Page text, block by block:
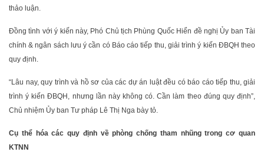
thảo luận.
Đồng tình với ý kiến này, Phó Chủ tịch Phùng Quốc Hiển đề nghị Ủy ban Tài
chính & ngân sách lưu ý cần có Báo cáo tiếp thu, giải trình ý kiến ĐBQH theo
quy định.
“Lâu nay, quy trình và hồ sơ của các dự án luật đều có báo cáo tiếp thu, giải
trình ý kiến ĐBQH, nhưng lần này không có. Cần làm theo đúng quy định”,
Chủ nhiệm Ủy ban Tư pháp Lê Thị Nga bày tỏ.
Cụ thể hóa các quy định về phòng chống tham nhũng trong cơ quan
KTNN